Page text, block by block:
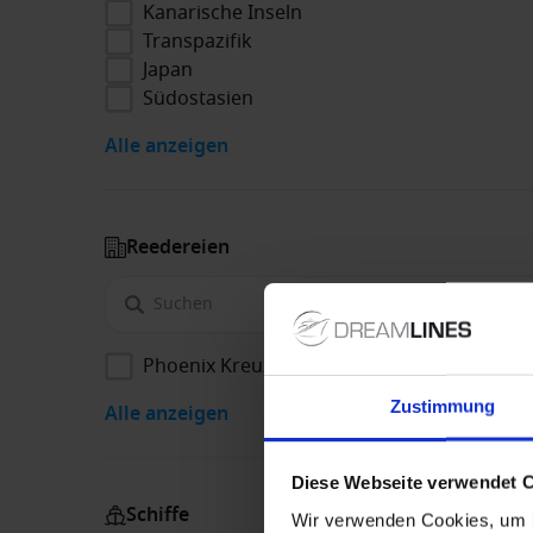
Zustimmung
Diese Webseite verwendet
Wir verwenden Cookies,
Kanarische Inseln
Transpazifik
Japan
Südostasien
Alle anzeigen
Reedereien
Phoenix Kreuzfahrten
Alle anzeigen
Schiffe